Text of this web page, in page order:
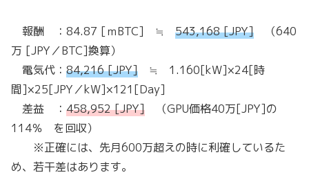
報酬 ：84.87 [ｍBTC] ≒ 543,168 [JPY] （640
万 [JPY／BTC]換算）
電気代： 84,216 [JPY] ≒ 1.160[kW]×24[時
間]×25[JPY／kW]×121[Day]
差益 ： 458,952 [JPY] （GPU価格40万[JPY]の
114％ を回収）
※正確には、先月600万超えの時に利確しているた
め、若干差はあります。